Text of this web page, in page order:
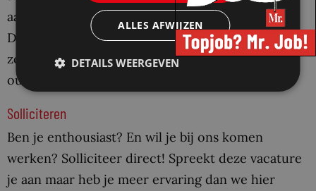
aantal thema’s willen we sneller resultaat boeken.
Daarom investeren we in onze organisatie. We
zoeken nog meer bevlogen professionals. Jong of
ouder, met veel ervaring of net afgestudeerd.
Solliciteren
Ben je enthousiast? En wil je bij ons komen
werken? Solliciteer direct! Spreekt deze vacature
je aan maar heb je meer ervaring dan we hier
ALLES AFWIJZEN
DETAILS WEERGEVEN